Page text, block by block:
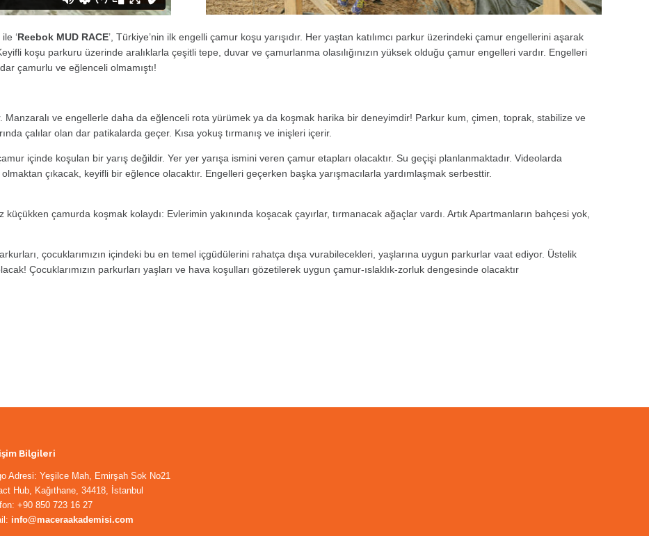
‘Reebok MUD RACE’, Türkiye’nin ilk engelli çamur koşu yarışıdır. Her yaştan katılımcı parkur üzerindeki çamur engellerini aşarak
koşu parkuru üzerinde aralıklarla çeşitli tepe, duvar ve çamurlanma olasılığınızın yüksek olduğu çamur engelleri vardır. Engelleri
çamurlu ve eğlenceli olmamıştı!
Manzaralı ve engellerle daha da eğlenceli rota yürümek ya da koşmak harika bir deneyimdir! Parkur kum, çimen, toprak, stabilize ve
çalılar olan dar patikalarda geçer. Kısa yokuş tırmanış ve inişleri içerir.
içinde koşulan bir yarış değildir. Yer yer yarışa ismini veren çamur etapları olacaktır. Su geçişi planlanmaktadır. Videolarda
çıkacak, keyifli bir eğlence olacaktır. Engelleri geçerken başka yarışmacılarla yardımlaşmak serbesttir.
çamurda koşmak kolaydı: Evlerimin yakınında koşacak çayırlar, tırmanacak ağaçlar vardı. Artık Apartmanların bahçesi yok,
çocuklarımızın içindeki bu en temel içgüdülerini rahatça dışa vurabilecekleri, yaşlarına uygun parkurlar vaat ediyor. Üstelik
Çocuklarımızın parkurları yaşları ve hava koşulları gözetilerek uygun çamur-ıslaklık-zorluk dengesinde olacaktır
Bilgileri
Adresi: Yeşilce Mah, Emirşah Sok No21
Hub, Kağıthane, 34418, İstanbul
+90 850 723 16 27
info@maceraakademisi.com